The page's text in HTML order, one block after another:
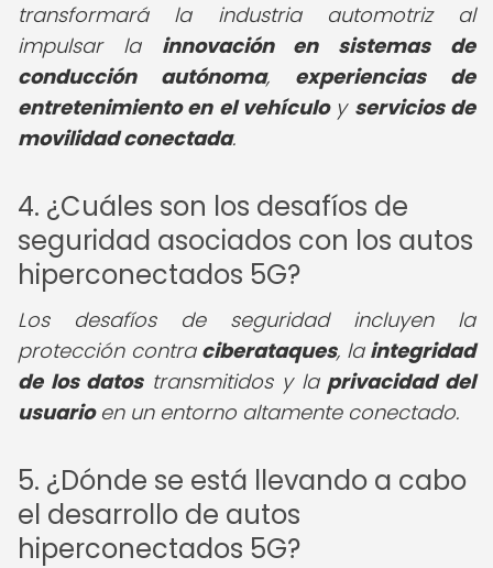
transformará la industria automotriz al
impulsar la innovación en sistemas de
conducción autónoma, experiencias de
entretenimiento en el vehículoy servicios de
movilidad conectada.
4. ¿Cuáles son los desafíos de
seguridad asociados con los autos
hiperconectados 5G?
Los desafíos de seguridad incluyen la
protección contra ciberataques, la integridad
de los datostransmitidos y la privacidad del
usuarioen un entorno altamente conectado.
5. ¿Dónde se está llevando a cabo
el desarrollo de autos
hiperconectados 5G?